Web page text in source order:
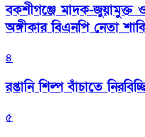
বকশীগঞ্জে মাদক-
অঙ্গীকার বিএনপি নেতা
৪
রপ্তানি শিল্প বাঁচাতে
৫